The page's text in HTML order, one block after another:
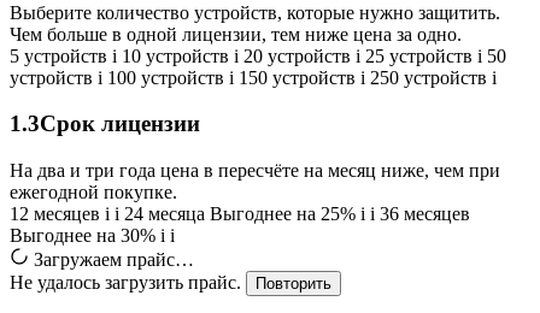
Выберите количество устройств, которые нужно защитить.
Чем больше в одной лицензии, тем ниже цена за одно.
5 устройств i 10 устройств i 20 устройств i 25 устройств i 50
устройств i 100 устройств i 150 устройств i 250 устройств i
1.3Срок лицензии
На два и три года цена в пересчёте на месяц ниже, чем при
ежегодной покупке.
12 месяцев i i 24 месяца Выгоднее на 25% i i 36 месяцев
Выгоднее на 30% i i
Загружаем прайс…
Не удалось загрузить прайс.
Повторить